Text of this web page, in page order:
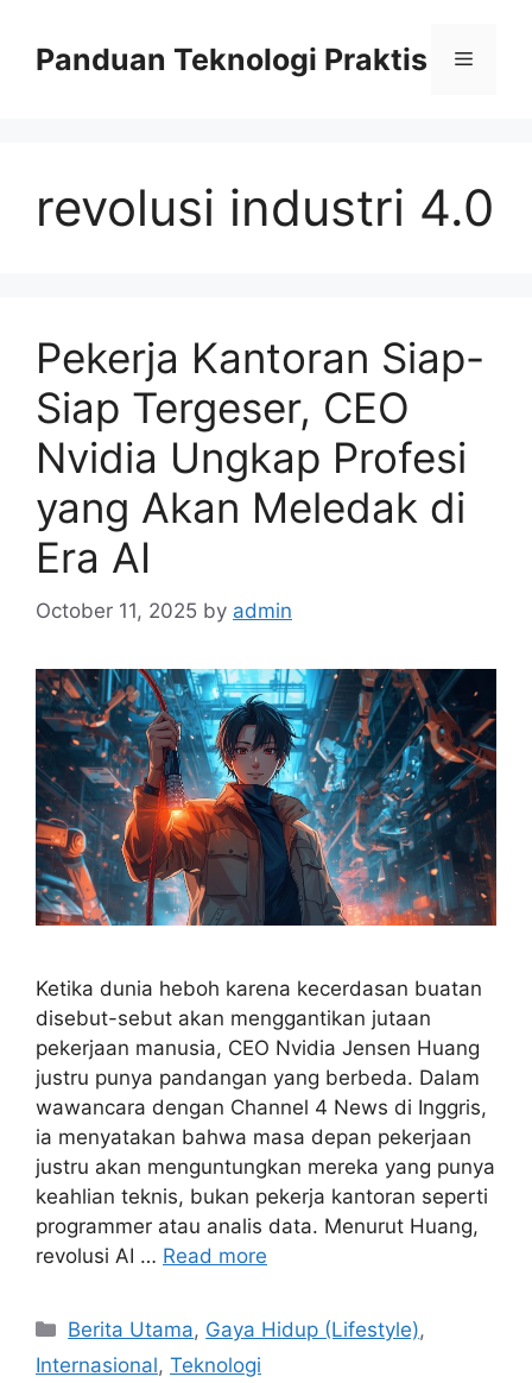
contentPanduan Teknologi Praktis Menu
revolusi industri 4.0
Pekerja Kantoran Siap-
Siap Tergeser, CEO
Nvidia Ungkap Profesi
yang Akan Meledak di
Era AI
October 11, 2025 by admin
Ketika dunia heboh karena kecerdasan buatan
disebut-sebut akan menggantikan jutaan
pekerjaan manusia, CEO Nvidia Jensen Huang
justru punya pandangan yang berbeda. Dalam
wawancara dengan Channel 4 News di Inggris,
ia menyatakan bahwa masa depan pekerjaan
justru akan menguntungkan mereka yang punya
keahlian teknis, bukan pekerja kantoran seperti
programmer atau analis data. Menurut Huang,
revolusi AI … Read more
C
a
Berita Utama, Gaya Hidup (Lifestyle),
Internasional, Teknologi